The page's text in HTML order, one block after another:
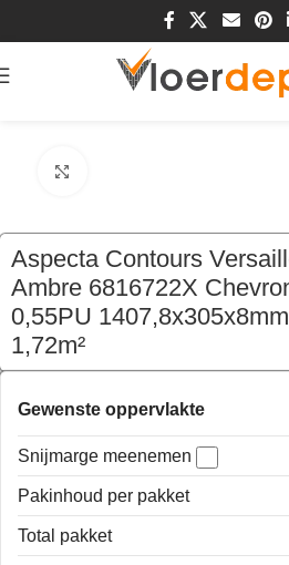
/Vloeren/PVC
Aspecta Contours
Ambre 6816722X
0,55PU
1,72m²
Gewenste oppervlakte
Snijmarge meenemen
Pakinhoud per pakket
Total pakket